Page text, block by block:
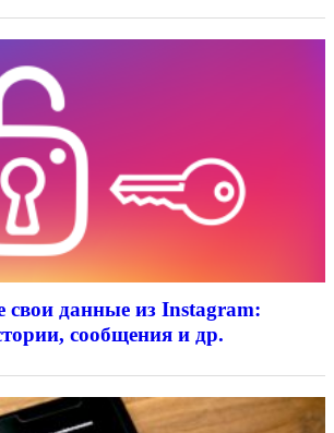
свои данные из Instagram:
сообщения и др.